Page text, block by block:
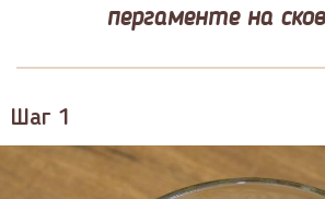
пергаменте на
Шаг 1